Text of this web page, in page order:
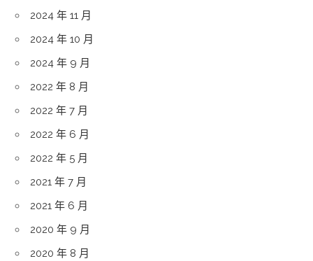
2024 年 11 月
2024 年 10 月
2024 年 9 月
2022 年 8 月
2022 年 7 月
2022 年 6 月
2022 年 5 月
2021 年 7 月
2021 年 6 月
2020 年 9 月
2020 年 8 月